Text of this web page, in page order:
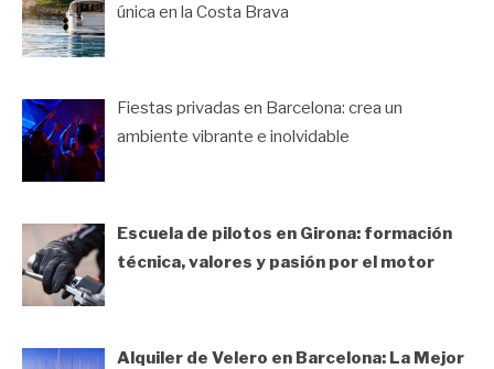
única en la Costa Brava
Fiestas privadas en Barcelona: crea un
ambiente vibrante e inolvidable
Escuela de pilotos en Girona: formación
técnica, valores y pasión por el motor
Alquiler de Velero en Barcelona: La Mejor